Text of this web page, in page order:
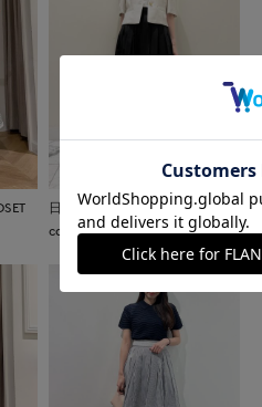
日本橋高島屋M Maglie le
cassetto